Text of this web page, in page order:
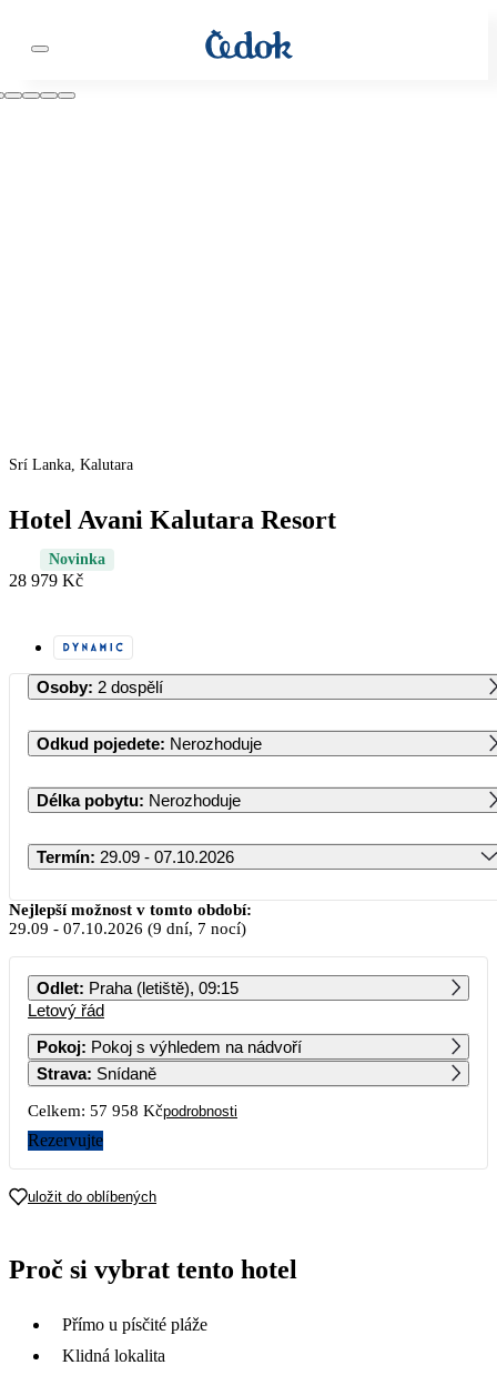
Srí Lanka, Kalutara
Hotel Avani Kalutara Resort
Novinka
28 979 Kč
Osoby: 2 dospělí
Odkud pojedete: Nerozhoduje
Délka pobytu: Nerozhoduje
Termín: 29.09 - 07.10.2026
Září 2026
PO ÚT ST ČT PÁ SO NE
40 709 55 089
7
21
28 979
Nejlepší možnost v tomto období:
29.09 - 07.10.2026 (9 dní, 7 nocí)
Odlet: Praha (letiště), 09:15
Letový řád
Pokoj:
Pokoj s výhledem na nádvoří
Strava: Snídaně
Celkem: 57 958 Kčpodrobnosti
Rezervujte
uložit do oblíbených
Proč si vybrat tento hotel
Přímo u písčité pláže
Klidná lokalita